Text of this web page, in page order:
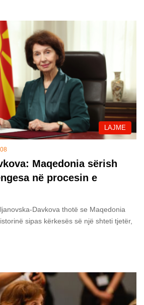
LAJME
Maqedonia sërish
në procesin e
Davkova thotë se Maqedonia
sipas kërkesës së një shteti tjetër,